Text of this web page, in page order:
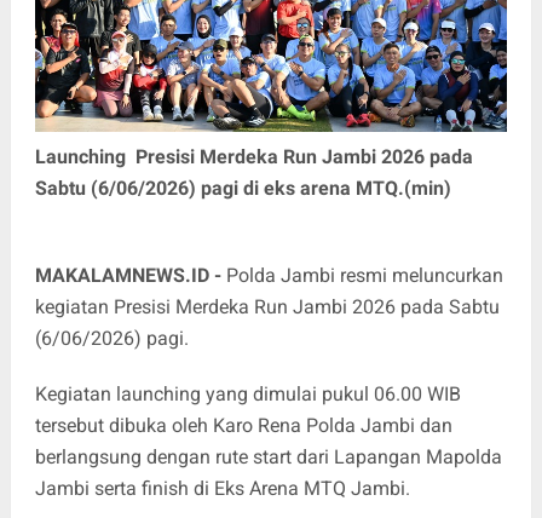
Launching Presisi Merdeka Run Jambi 2026 pada
Sabtu (6/06/2026) pagi di eks arena MTQ.(min)
MAKALAMNEWS.ID - Polda Jambi resmi meluncurkan
kegiatan Presisi Merdeka Run Jambi 2026 pada Sabtu
(6/06/2026) pagi.
Kegiatan launching yang dimulai pukul 06.00 WIB
tersebut dibuka oleh Karo Rena Polda Jambi dan
berlangsung dengan rute start dari Lapangan Mapolda
Jambi serta finish di Eks Arena MTQ Jambi.